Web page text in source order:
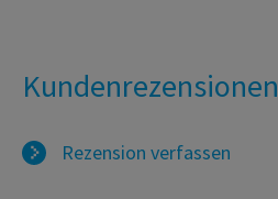
Kundenrezensionen
Rezension verfassen